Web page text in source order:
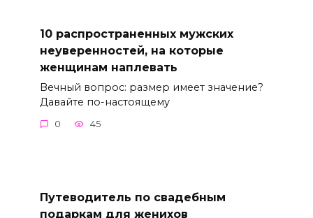
10 распространенных мужских
неуверенностей, на которые
женщинам наплевать
Вечный вопрос: размер имеет значение?
Давайте по-настоящему
0 45
Путеводитель по свадебным
подаркам для женихов